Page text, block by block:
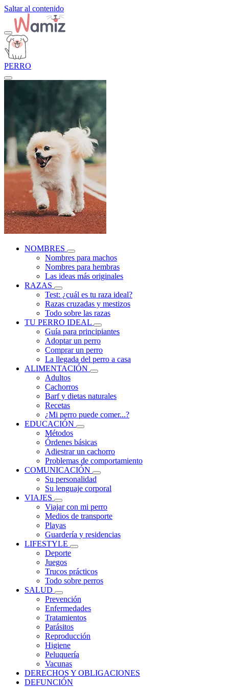
Saltar al contenido
PERRO
NOMBRES
Nombres para machos
Nombres para hembras
Las ideas más originales
RAZAS
Test: ¿cuál es tu raza ideal?
Razas cruzadas y mestizos
Todo sobre las razas
TU PERRO IDEAL
Guía para principiantes
Adoptar un perro
Comprar un perro
La llegada del perro a casa
ALIMENTACIÓN
Adultos
Cachorros
Barf y dietas naturales
Recetas
¿Mi perro puede comer...?
EDUCACIÓN
Métodos
Órdenes básicas
Adiestrar un cachorro
Problemas de comportamiento
COMUNICACIÓN
Su personalidad
Su lenguaje corporal
VIAJES
Viajar con mi perro
Medios de transporte
Playas
Guardería y residencias
LIFESTYLE
Deporte
Juegos
Trucos prácticos
Todo sobre perros
SALUD
Prevención
Enfermedades
Tratamientos
Parásitos
Reproducción
Higiene
Peluquería
Vacunas
DERECHOS Y OBLIGACIONES
DEFUNCIÓN